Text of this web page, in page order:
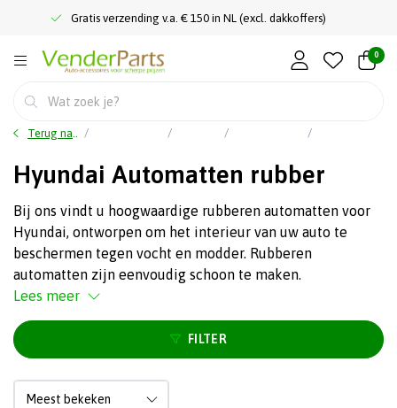
Gratis verzending v.a. € 150 in NL (excl. dakkoffers)
0
Terug naar home
Hyundai Automatten rubber
Bij ons vindt u hoogwaardige rubberen automatten voor
Hyundai, ontworpen om het interieur van uw auto te
beschermen tegen vocht en modder. Rubberen
automatten zijn eenvoudig schoon te maken.
Lees meer
FILTER